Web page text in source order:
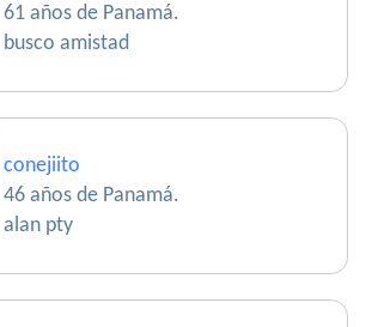
61 años de Panamá.
busco amistad
conejiito
46 años de Panamá.
alan pty